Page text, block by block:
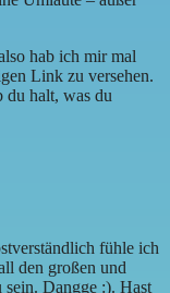
hab ich mir mal
Link zu versehen.
du halt, was du
fühle ich
den großen und
Dangge :). Hast